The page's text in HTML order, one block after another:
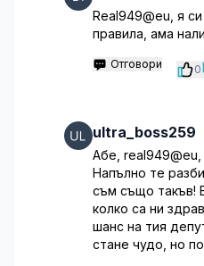
Real949@eu, я
правила, ама
Отговори 0
ultra_boss259
Абе, real949@eu,
Напълно те
съм също такъв!
колко са ни
шанс на тия
стане чудо, но